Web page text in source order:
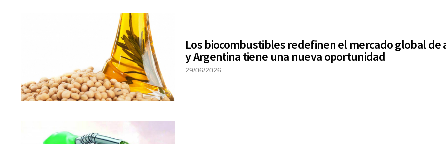
Los biocombustibles redefinen el mercado global de
y Argentina tiene una nueva oportunidad
29/06/2026